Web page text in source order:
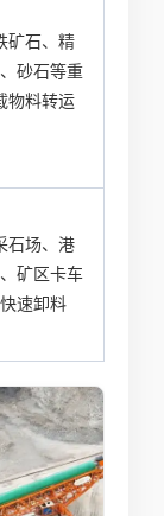
矿石、精
砂石等重
物料转运
石场、港
矿区卡车
快速卸料